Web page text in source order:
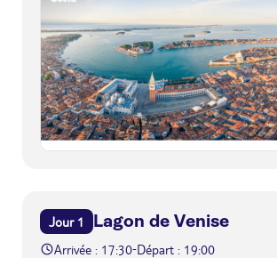
Jour 1 Lagon de Venise
Arrivée : 17:30-Départ : 19:00